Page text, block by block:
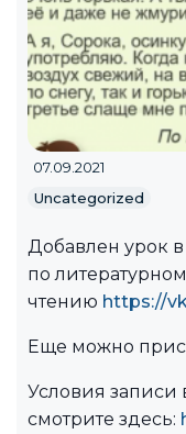
07.09.2021
Uncategorized
Добавлен урок
по
чтению https://
Еще можно
Условия записи
смотрите здесь: